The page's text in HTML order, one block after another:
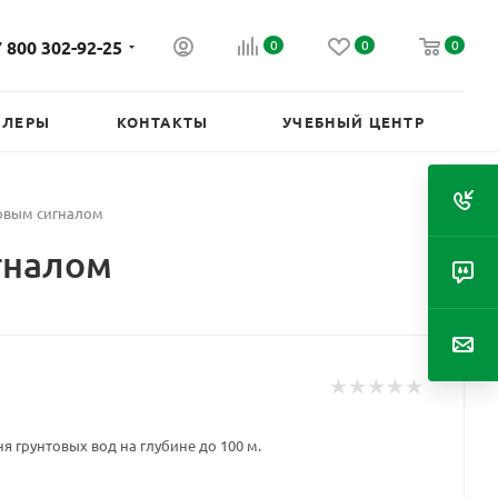
800 302-92-25 0 0 0
КОНТАКТЫ УЧЕБНЫЙ ЦЕНТР
сигналом
грунтовых вод на глубине до 100 м.